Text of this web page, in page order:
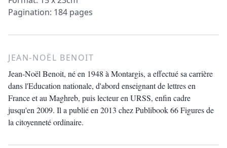
Pagination: 184 pages
JEAN-NOËL BENOIT
Jean-Noël Benoit, né en 1948 à Montargis, a effectué sa carrière
dans l'Education nationale, d'abord enseignant de lettres en
France et au Maghreb, puis lecteur en URSS, enfin cadre
jusqu'en 2009. Il a publié en 2013 chez Publibook 66 Figures de
la citoyenneté ordinaire.